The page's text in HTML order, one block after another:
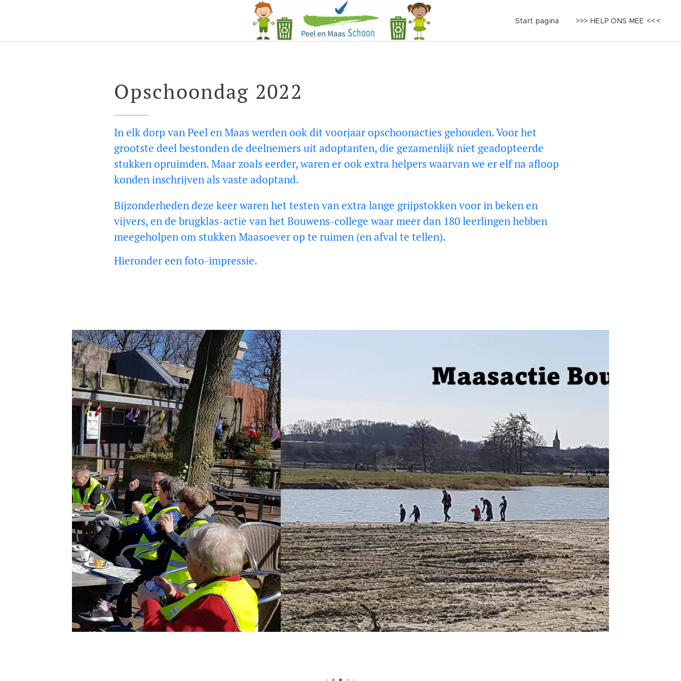
Start pagina >>> HELP ONS MEE <<<
Opschoondag 2022
In elk dorp van Peel en Maas werden ook dit voorjaar opschoonacties gehouden. Voor het
grootste deel bestonden de deelnemers uit adoptanten, die gezamenlijk niet geadopteerde
stukken opruimden. Maar zoals eerder, waren er ook extra helpers waarvan we er elf na afloop
konden inschrijven als vaste adoptand.
Bijzonderheden deze keer waren het testen van extra lange grijpstokken voor in beken en
vijvers, en de brugklas-actie van het Bouwens-college waar meer dan 180 leerlingen hebben
meegeholpen om stukken Maasoever op te ruimen (en afval te tellen).
Hieronder een foto-impressie.